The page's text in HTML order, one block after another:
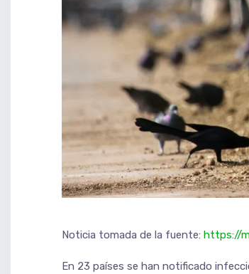
Noticia tomada de la fuente: https://
En 23 países se han notificado